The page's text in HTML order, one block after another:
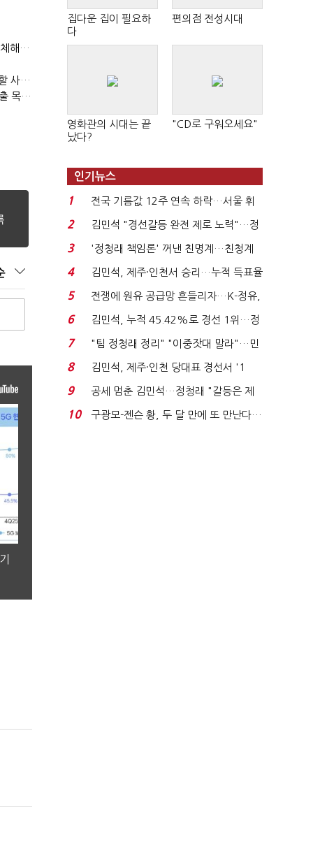
(인터뷰)위정현 게임학회장 "엔씨, 가족경영 벗어나 세대교체해야"
이상헌 의원 "확률형 아이템 시행령 TF에 게이머 의견 대변할 사람 없어"
(인터뷰)이경일 솔트룩스 대표 "플루닛 필두로 400억 연매출 목표"
집다운 집이 필요하
다
편의점 전성시대
영화관의 시대는 끝
났다?
"CD로 구워오세요"
인기뉴스
1
전국 기름값 12주 연속 하락…서울 휘
발윳값 1909원...
2
김민석 "경선갈등 완전 제로 노력"…정
청래 "반명 공세 사...
3
'정청래 책임론' 꺼낸 친명계…친청계
는 추가투표 때리기...
4
김민석, 제주·인천서 승리…누적 득표율
'1위 탈환'(종합)...
5
전쟁에 원유 공급망 흔들리자…K-정유,
에너지안보 핵심...
6
김민석, 누적 45.42%로 경선 1위…정
청래와 격차 0.86%p(...
7
"팀 정청래 정리" "이중잣대 말라"…민
주 최고위원 계파 다...
8
김민석, 제주·인천 당대표 경선서 '1
위'(1보)...
9
공세 멈춘 김민석…정청래 "갈등은 제
가 수습"
10
구광모-젠슨 황, 두 달 만에 또 만난다…